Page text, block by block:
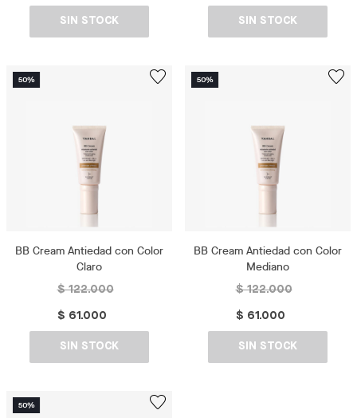
SIN STOCK SIN STOCK
BB Cream Antiedad con Color
Claro
$ 122.000
$ 61.000
SIN STOCK
BB Cream Antiedad con Color
Mediano
$ 122.000
$ 61.000
SIN STOCK